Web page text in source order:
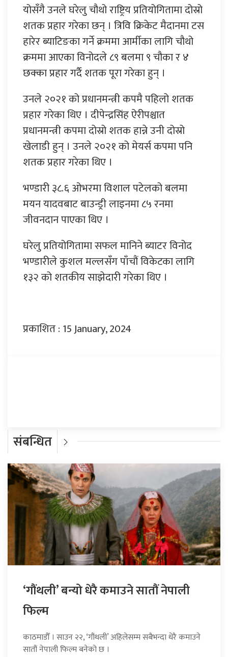
योसँगै उनले घरेलु चौथो राष्ट्रिय प्रतियोगितामा दोस्रो
शतक प्रहार गरेका छन् । त्रिवि क्रिकेट मैदानमा टस
हारेर ब्याटिङका गर्ने क्रममा आर्मीका लागि चौथो
क्रममा आएका विनोदले ८९ बलमा ९ चौका र ४
छक्का प्रहार गर्दै शतक पूरा गरेका हुन् ।
उनले २०२१ को प्रधानमन्त्री कपमै पहिलो शतक
प्रहार गरेका थिए । दीपेन्द्रसिंह ऐरीपश्चात
प्रधानमन्त्री कपमा दोस्रो शतक हान्ने उनी दोस्रो
खेलाडी हुन् । उनले २०२१ को मेयर्स कपमा पनि
शतक प्रहार गरेका थिए ।
भण्डारी ३८.६ ओभरमा विशाल पटेलको बलमा
मयन यादवबाट बाउन्ड्री लाइनमा ८५ रनमा
जीवनदान पाएका थिए ।
घरेलु प्रतियोगितामा सफल मानिने ब्याटर विनोद
भण्डारीले कुशल मल्लसँग पाँचौं विकेटका लागि
१३२ को शतकीय साझेदारी गरेका थिए ।
प्रकाशित : 15 January, 2024
संबन्धित
‘गौंथली’ बन्यो धेरै कमाउने सातौं नेपाली
फिल्म
काठमाडौँ । साउन २२, ‘गौंथली’ अहिलेसम्म सबैभन्दा धेरै कमाउने
सातौं नेपाली फिल्म बनेको छ ।